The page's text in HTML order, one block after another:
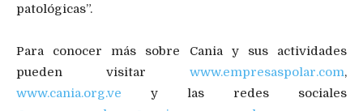
patológicas”.
Para conocer más sobre Cania y sus actividades
pueden visitar www.empresaspolar.com,
www.cania.org.ve y las redes sociales